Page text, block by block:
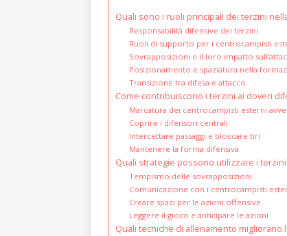
Quali sono i ruoli principali dei terzini
Responsabilità difensive dei terzini
Ruoli di supporto per i centrocampisti
Sovrapposizioni e il loro impatto
Posizionamento e spaziatura nella
Transizione tra difesa e attacco
Come contribuiscono i terzini ai doveri
Marcatura dei centrocampisti esterni
Coprire i difensori centrali
Intercettare passaggi e bloccare tiri
Mantenere la forma difensiva
Quali strategie possono utilizzare i
Tempismo delle sovrapposizioni
Comunicazione con i centrocampisti
Creare spazi per le azioni offensive
Leggere il gioco e anticipare le azioni
Quali tecniche di allenamento